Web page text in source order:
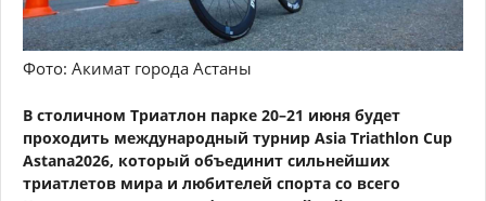
Фото: Акимат города Астаны
В столичном Триатлон парке 20–21 июня будет
проходить международный турнир Asia Triathlon Cup
Astana2026, который объединит сильнейших
триатлетов мира и любителей спорта со всего